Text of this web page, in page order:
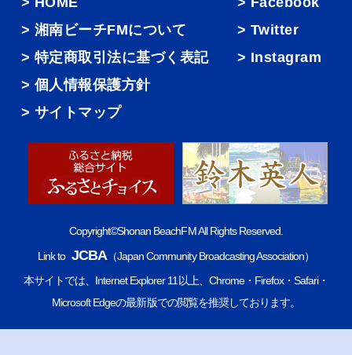
湘南ビーチFMについて
特定商取引法に基づく表記
個人情報保護方針
サイトマップ
Twitter
Instagram
Copyright©Shonan BeachFM All Rights Reserved.
Link to JCBA（Japan Community Broadcasting Association）
本サイトでは、Internet Explorer 11以上、Chrome・Firefox・Safari・
Microsoft Edgeの最新版での閲覧を推奨しております。